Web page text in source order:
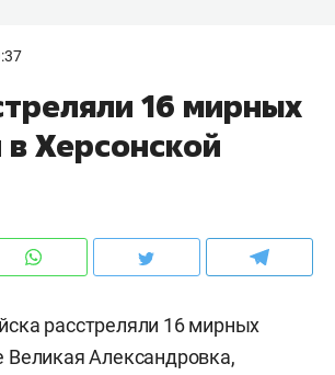
16 мирных
Херсонской
расстреляли 16 мирных
Великая Александровка,